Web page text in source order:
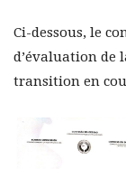
Ci-dessous, le
d’évaluation de
transition en